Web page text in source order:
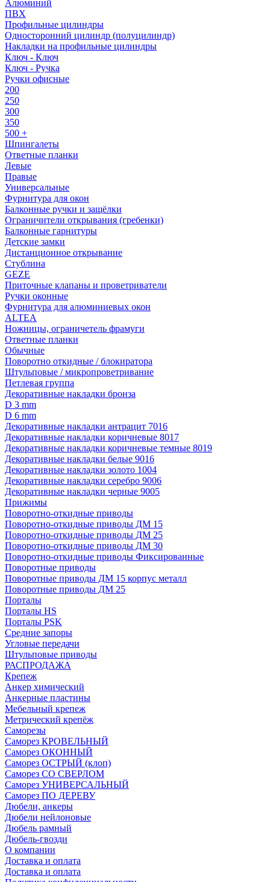
Алюминий
ПВХ
Профильные цилиндры
Односторонний цилиндр (полуцилиндр)
Накладки на профильные цилиндры
Ключ - Ключ
Ключ - Ручка
Ручки офисные
200
250
300
350
500 +
Шпингалеты
Ответные планки
Левые
Правые
Универсальные
Фурнитура для окон
Балконные ручки и защёлки
Ограничители открывания (гребенки)
Балконные гарнитуры
Детские замки
Дистанционное открывание
Стублина
GEZE
Приточные клапаны и проветриватели
Ручки оконные
Фурнитура для алюминиевых окон
ALTEA
Ножницы, ограничетель фрамуги
Ответные планки
Обычные
Поворотно откидные / блокиратора
Штульповые / микропроветривание
Петлевая группа
Декоративные накладки бронза
D 3 mm
D 6 mm
Декоративные накладки антрацит 7016
Декоративные накладки коричневые 8017
Декоративные накладки коричневые темные 8019
Декоративные накладки белые 9016
Декоративные накладки золото 1004
Декоративные накладки серебро 9006
Декоративные накладки черные 9005
Прижимы
Поворотно-откидные приводы
Поворотно-откидные приводы ДМ 15
Поворотно-откидные приводы ДМ 25
Поворотно-откидные приводы ДМ 30
Поворотно-откидные приводы Фиксированные
Поворотные приводы
Поворотные приводы ДМ 15 корпус металл
Поворотные приводы ДМ 25
Порталы
Порталы HS
Порталы PSK
Средние запоры
Угловые передачи
Штульповые приводы
РАСПРОДАЖА
Крепеж
Анкер химический
Анкерные пластины
Мебельный крепеж
Метрический крепёж
Саморезы
Саморез КРОВЕЛЬНЫЙ
Саморез ОКОННЫЙ
Саморез ОСТРЫЙ (клоп)
Саморез СО СВЕРЛОМ
Саморез УНИВЕРСАЛЬНЫЙ
Саморез ПО ДЕРЕВУ
Дюбели, анкеры
Дюбели нейлоновые
Дюбель рамный
Дюбель-гвозди
О компании
Доставка и оплата
Доставка и оплата